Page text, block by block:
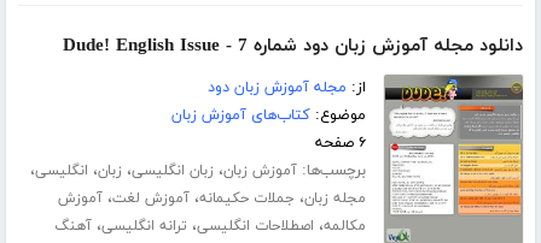
دانلود مجله آموزش زبان دود شماره 7 - Dude! English Issue
از: مجله آموزش زبان دود
موضوع:کتاب‌های آموزش زبان
۶ صفحه
برچسب‌ها:آموزش زبان، زبان انگلیسی، زبان، انگلیسی،
مجله زبان، جملات حکیمانه،آموزش لغت،آموزش
مکالمه، اصطلاحات انگلیسی، ترانه انگلیسی،آهنگ